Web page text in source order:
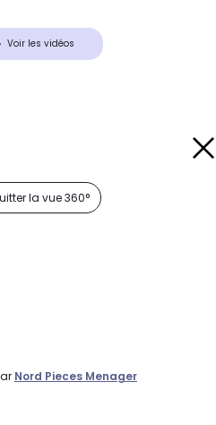
Voir les vidéos
la vue 360°
Nord Pieces Menager